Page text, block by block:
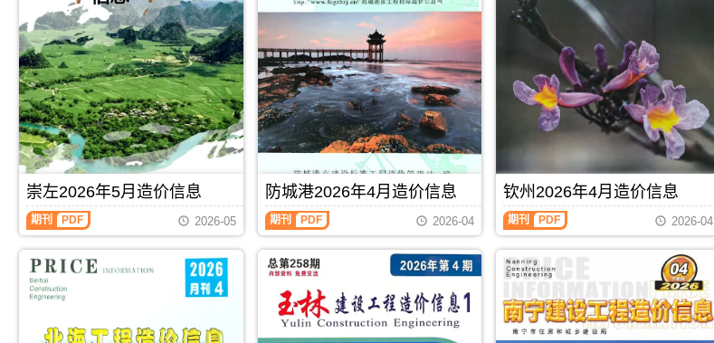
建
筑
招
投
标
参
考
文
件，
桂
林
市
造
价
息
期
刊
PDF
市
施
建
材
取
价
指
导，
崇
造
价
信
期
刊
PDF
料
北
息
期
刊
PDF
网
发
布，
用
于
河
池
工
程
施
工
图
预
算
编
属
于
河
发
布，
材
价、
筑
市
场
材
料
售
及
工
程
崇左2026年5月造价信息
期刊 PDF 2026-05
防城港2026年4月造价信息
期刊 PDF 2026-04
钦州2026年4月造价信息
期刊 PDF 2026-04